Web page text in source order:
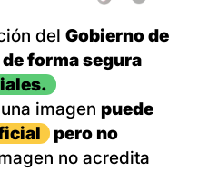
del Gobierno de
forma segura
imagen puede
pero no
no acredita